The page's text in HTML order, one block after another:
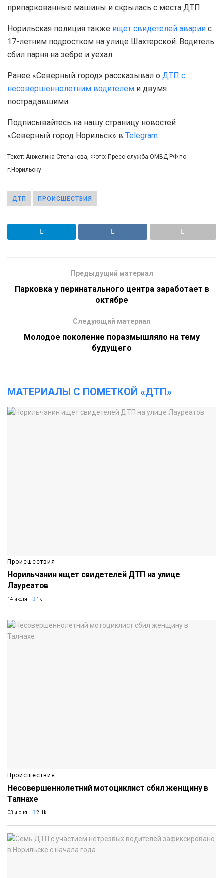
припаркованные машины и скрылась с места ДТП.
Норильская полиция также ищет свидетелей аварии с
17-летним подростком на улице Шахтерской. Водитель
сбил парня на зебре и уехал.
Ранее «Северный город» рассказывал о ДТП с
несовершеннолетним водителем и двумя
пострадавшими.
Подписывайтесь на нашу страницу новостей
«Северный город Норильск» в Telegram.
Текст: Анжелика Степанова, Фото: Пресс-служба ОМВД РФ по
г.Норильску
ДТП ПРОИСШЕСТВИЯ
Предыдущий материал
Парковка у перинатального центра заработает в
октябре
Следующий материал
Молодое поколение поразмышляло на тему
будущего
МАТЕРИАЛЫ С ПОМЕТКОЙ «ДТП»
Происшествия
Норильчанин ищет свидетелей ДТП на улице
Лауреатов
14 июля 1k
Происшествия
Несовершеннолетний мотоциклист сбил женщину в
Талнахе
03 июня 2.1k